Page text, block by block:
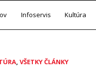
Infoservis Kultúra
, VŠETKY ČLÁNKY